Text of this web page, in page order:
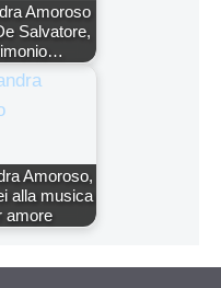
Amoroso
Salvatore,
Amoroso,
alla musica
amore